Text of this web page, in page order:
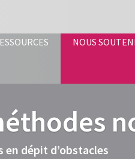
NOUS
en dépit d’obstacles